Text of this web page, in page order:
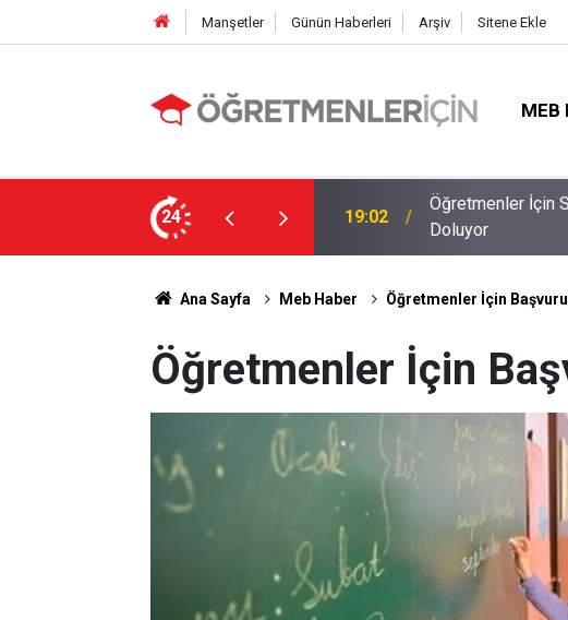
Manşetler Günün Haberleri Arşiv Sitene Ekle
MEB
24
E-Sınav Görev Başvurularında Süre
09:01 2026 Atama
Ana Sayfa Meb Haber Öğretmenler İçin
Öğretmenler İçin